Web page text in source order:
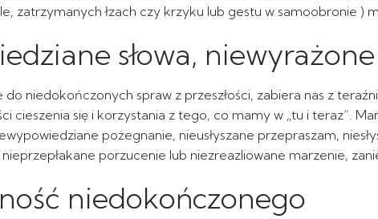
zatrzymanych łzach czy krzyku lub gestu w samoobronie )
słowa,
do niedokończonych spraw z przeszłości, zabiera nas z
cieszenia się i korzystania z tego, co mamy w „tu i teraz”.
pożegnanie, nieusłyszane przepraszam,
porzucenie lub niezreazliowane marzenie,
niedokończonego